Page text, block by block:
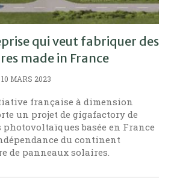
qui veut fabriquer des
made in France
10 MARS 2023
française à dimension
un projet de gigafactory de
basée en France
du continent
de panneaux solaires.